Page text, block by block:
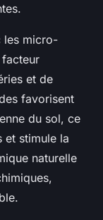
les micro-
et de
favorisent
du sol, ce
et stimule la
naturelle